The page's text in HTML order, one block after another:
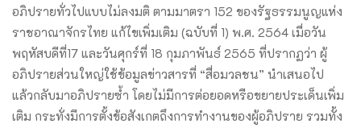
อภิปรายทั่วไปแบบไม่ลงมติ ตามมาตรา 152 ของรัฐธรรมนูญแห่ง
ราชอาณาจักรไทย แก้ไขเพิ่มเติม (ฉบับที่ 1) พ.ศ. 2564 เมื่อวัน
พฤหัสบดีที่17 และวันศุกร์ที่ 18 กุมภาพันธ์ 2565 ที่ปรากฏว่า ผู้
อภิปรายส่วนใหญ่ใช้ข้อมูลข่าวสารที่ “สื่อมวลชน” นำเสนอไป
แล้วกลับมาอภิปรายซ้ำ โดยไม่มีการต่อยอดหรือขยายประเด็นเพิ่ม
เติม กระทั่งมีการตั้งข้อสังเกตถึงการทำงานของผู้อภิปราย รวมทั้ง